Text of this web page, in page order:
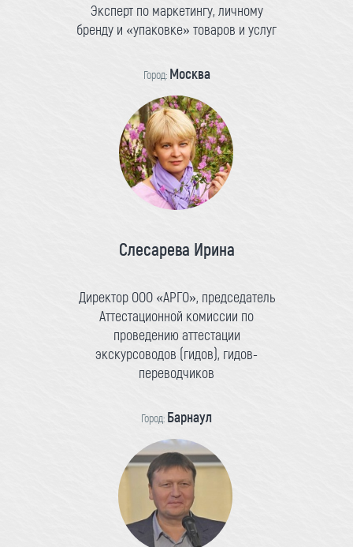
Эксперт по маркетингу, личному
бренду и «упаковке» товаров и услуг
Город: Москва
Слесарева Ирина
Директор ООО «АРГО», председатель
Аттестационной комиссии по
проведению аттестации
экскурсоводов (гидов), гидов-
переводчиков
Город: Барнаул